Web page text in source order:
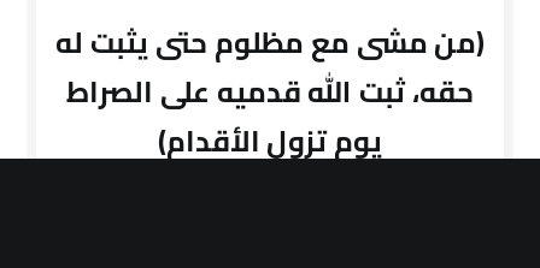
(من مشى مع مظلوم حتى يثبت له
حقه، ثبت الله قدميه على الصراط
يوم تزول الأقدام)